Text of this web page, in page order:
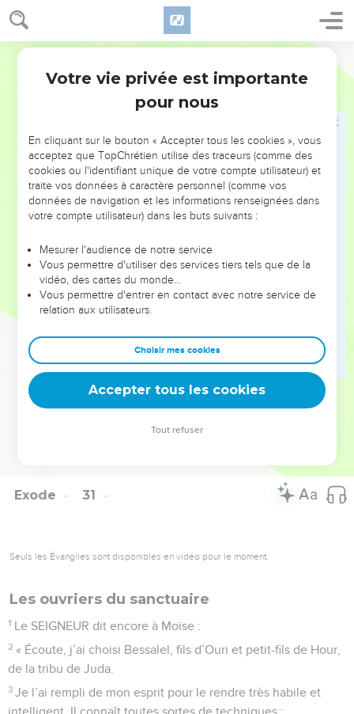
Exode 30
le chasser de la communauté.” »
La fabrication du parfum sacré
Le SEIGNEUR dit encore à Moïse : « Trouve des produits
de bonne odeur : résine et parfums de différentes plantes.
Un parfumeur les mélangera avec du sel pour faire un
produit pur et réservé à mon service.
Tu réduiras une partie de ce parfum en poudre fine. Tu en
mettras dans la tente de la rencontre, devant le coffre
Pour vous, ce produit sera uniquement réservé à mon
service.
Personne ne doit fabriquer un parfum composé de la
même façon. Et vous ne vous en servirez pas pour vous-
pour le SEIGNEUR.
Si quelqu’un prépare un parfum comme celui-ci, pour en
respirer l’odeur, il faut le chasser de la communauté. »
© Société biblique française – Bibli’O, 2000, avec autorisation. Pour vous procurer
Exode 31
Seuls les Évangiles sont disponibles en vidéo pour le moment.
Les ouvriers du sanctuaire
1 Le SEIGNEUR dit encore à Moïse :
2 « Écoute, j’ai choisi Bessalel, fils d’Ouri et petit-fils de Hour,
de la tribu de Juda.
3 Je l’ai rempli de mon esprit pour le rendre très habile et
intelligent. Il connaît toutes sortes de techniques :
Votre vie privée est importante
pour nous
En cliquant sur le bouton « Accepter tous les cookies », vous
acceptez que TopChrétien utilise des traceurs (comme des
cookies ou l'identifiant unique de votre compte utilisateur) et
traite vos données à caractère personnel (comme vos
données de navigation et les informations renseignées dans
votre compte utilisateur) dans les buts suivants :
Mesurer l'audience de notre service
Vous permettre d'utiliser des services tiers tels que de la
vidéo, des cartes du monde…
Vous permettre d'entrer en contact avec notre service de
relation aux utilisateurs.
Choisir mes cookies
Accepter tous les cookies
Tout refuser